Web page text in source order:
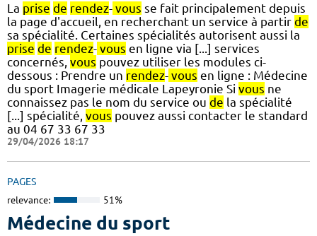
La prise de rendez- vous se fait principalement depuis
la page d'accueil, en recherchant un service à partir de
sa spécialité. Certaines spécialités autorisent aussi la
prise de rendez- vous en ligne via [...] services
concernés, vous pouvez utiliser les modules ci-
dessous : Prendre un rendez- vous en ligne : Médecine
du sport Imagerie médicale Lapeyronie Si vous ne
connaissez pas le nom du service ou de la spécialité
[...] spécialité, vous pouvez aussi contacter le standard
au 04 67 33 67 33
29/04/2026 18:17
PAGES
relevance: 51%
Médecine du sport